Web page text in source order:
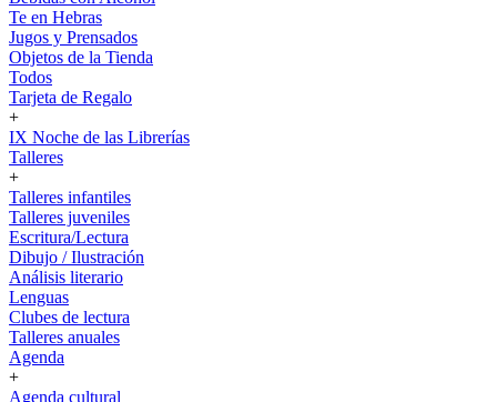
Te en Hebras
Jugos y Prensados
Objetos de la Tienda
Todos
Tarjeta de Regalo
+
IX Noche de las Librerías
Talleres
+
Talleres infantiles
Talleres juveniles
Escritura/Lectura
Dibujo / Ilustración
Análisis literario
Lenguas
Clubes de lectura
Talleres anuales
Agenda
+
Agenda cultural